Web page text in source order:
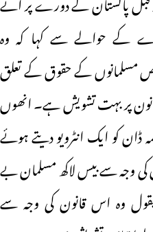
حوالے سے کہا کہ وہ
مسلمانوں کے حقوق کے تعلق
پر بہت تشویش ہے۔ انھوں
ڈان کو ایک انٹرویو دیتے ہوئے
کی وجہ سے بیس لاکھ مسلمان بے
وہ اس قانون کی وجہ سے